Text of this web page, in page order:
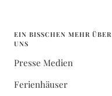
EIN BISSCHEN MEHR ÜBER
UNS
Presse Medien
Ferienhäuser